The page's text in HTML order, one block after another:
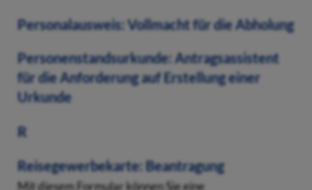
Personalausweis: Vollmacht für die Abholung
Personenstandsurkunde: Antragsassistent
für die Anforderung auf Erstellung einer
Urkunde
R
Reisegewerbekarte: Beantragung
Mit diesem Formular können Sie eine